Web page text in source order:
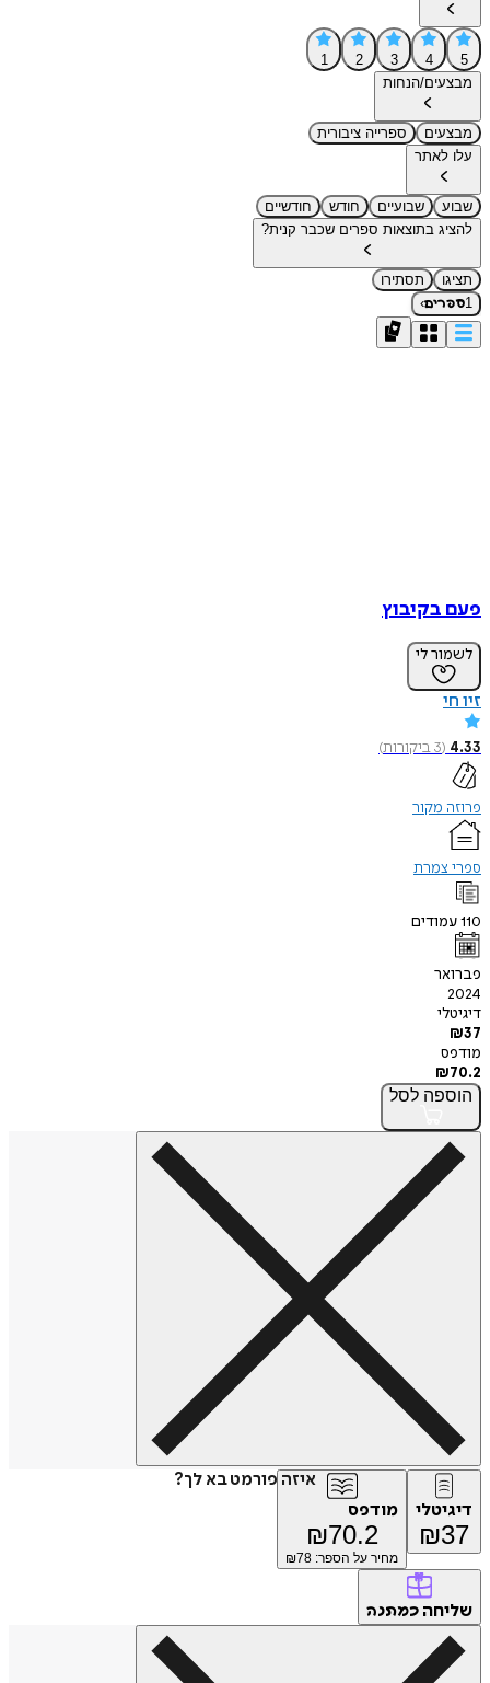
5
4
3
2
1
מבצעים/הנחות
מבצעים
ספרייה ציבורית
עלו לאתר
שבוע שבועיים חודש
חודשיים
להציג בתוצאות ספרים שכבר קנית?
תציגו
תסתירו
1ספרים›
פעם בקיבוץ
לשמור לי
זיו חי
4.33
(
3ביקורות)
פרוזה מקור
ספרי צמרת
110עמודים
פברואר
2024
דיגיטלי
₪37
מודפס
₪70.2
הוספה לסל
איזה פורמט בא לך?
דיגיטלי
₪37
מודפס
₪70.2
מחיר על הספר: ₪ 78
שליחה כמתנה